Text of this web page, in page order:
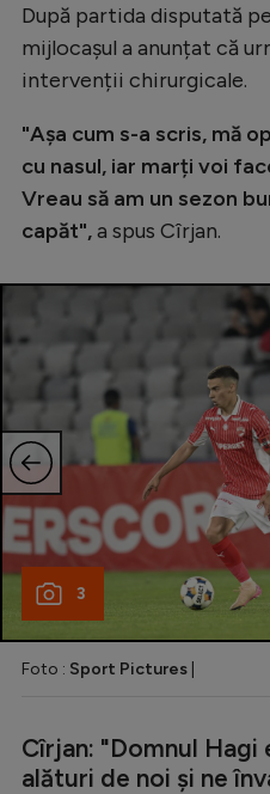
Creează cont
După partida disputată
mijlocașul a anunțat că
intervenții chirurgicale.
"Așa cum s-a scris, mă
cu nasul, iar marți voi
Vreau să am un sezon
capăt",a spus Cîrjan.
3
Foto : Sport Pictures
Cîrjan: "Domnul Hagi
alături de noi și ne